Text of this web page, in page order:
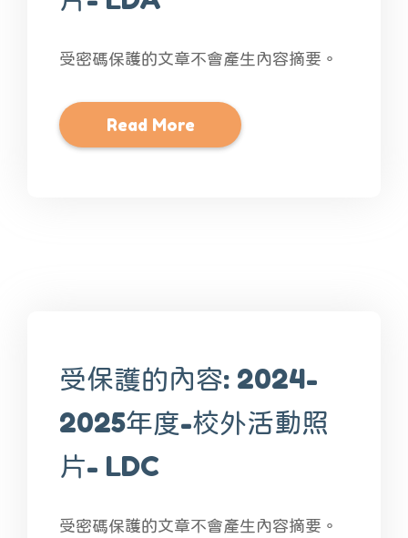
受密碼保護的文章不會產生內容摘要。
Read More
受保護的內容: 2024-
2025年度-校外活動照
片- LDC
受密碼保護的文章不會產生內容摘要。